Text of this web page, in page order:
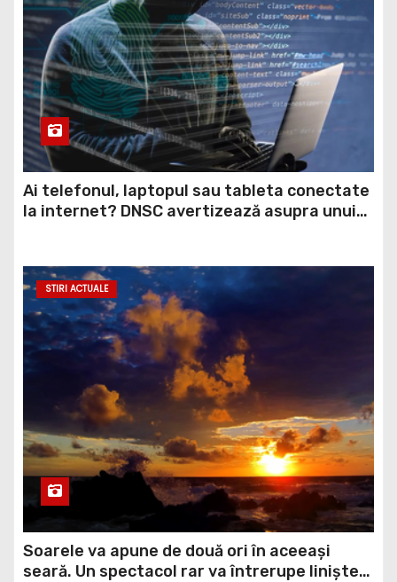
Ai telefonul, laptopul sau tableta conectate
la internet? DNSC avertizează asupra unui
STIRI ACTUALE
Soarele va apune de două ori în aceeași
seară. Un spectacol rar va întrerupe liniștea